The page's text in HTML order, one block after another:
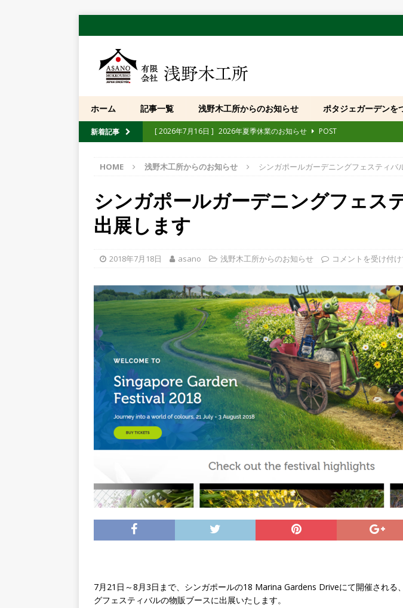
ホーム 記事一覧 浅野木工所からのお知らせ ポタジェガーデンを
新着記事 [ 2026年7月16日 ] 2026年夏季休業のお知らせ
POST
[ 2026年7月10日 ] 【展示会】「第109回 大原ビックフェスティバル」に出
[ 2026年6月30日 ] 「忍者熊手」純国産モデル発売および品番・JANコード
たします
POST
[ 2026年4月10日 ]
HOME 浅野木工所からのお知らせ シンガポールガーデニングフェスティバ
シンガポールガーデニングフェス
出展します
2018年7月18日 asano 浅野木工所からのお知らせ コメントを受け付
7月21日～8月3日まで、シンガポールの18 Marina Gardens Driveにて開催される
グフェスティバルの物販ブースに出展いたします。